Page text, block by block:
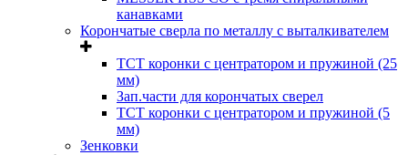
канавками
Корончатые сверла по металлу c выталкивателем
ТСТ коронки с центратором и пружиной (25
мм)
Зап.части для корончатых сверел
ТСТ коронки с центратором и пружиной (5
мм)
Зенковки